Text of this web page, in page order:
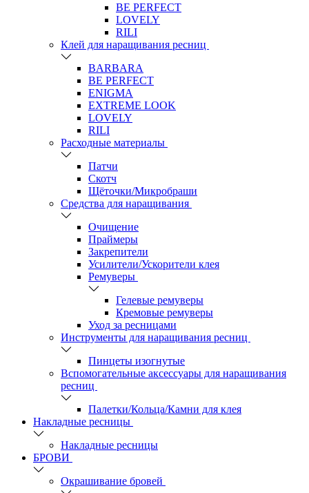
BE PERFECT
LOVELY
RILI
Клей для наращивания ресниц
BARBARA
BE PERFECT
ENIGMA
EXTREME LOOK
LOVELY
RILI
Расходные материалы
Патчи
Скотч
Щёточки/Микробраши
Средства для наращивания
Очищение
Праймеры
Закрепители
Усилители/Ускорители клея
Ремуверы
Гелевые ремуверы
Кремовые ремуверы
Уход за ресницами
Инструменты для наращивания ресниц
Пинцеты изогнутые
Вспомогательные аксессуары для наращивания
ресниц
Палетки/Кольца/Камни для клея
Накладные ресницы
Накладные ресницы
БРОВИ
Окрашивание бровей